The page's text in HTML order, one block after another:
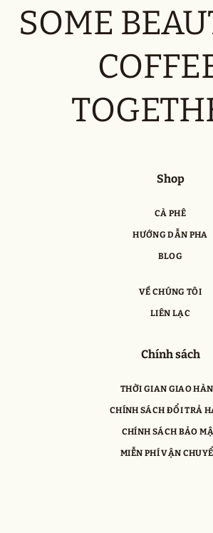
Shop
CÀ PHÊ
HƯỚNG DẪN PHA
BLOG
VỀ CHÚNG TÔI
LIÊN LẠC
Chính sách
THỜI GIAN GIAO
CHÍNH SÁCH ĐỔI TRẢ
CHÍNH SÁCH BẢO
MIỄN PHÍ VẬN
SOME